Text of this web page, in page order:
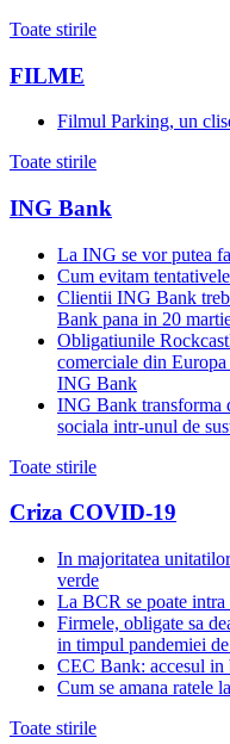
Toate stirile
FILME
Filmul Parking, un
Toate stirile
ING Bank
La ING se vor putea
Cum evitam
Clientii ING Bank
Bank pana in 20
Obligatiunile
comerciale din
ING Bank
ING Bank transforma
sociala intr-unul de
Toate stirile
Criza COVID-19
In majoritatea
verde
La BCR se poate
Firmele, obligate sa
in timpul pandemiei
CEC Bank: accesul in
Cum se amana ratele
Toate stirile